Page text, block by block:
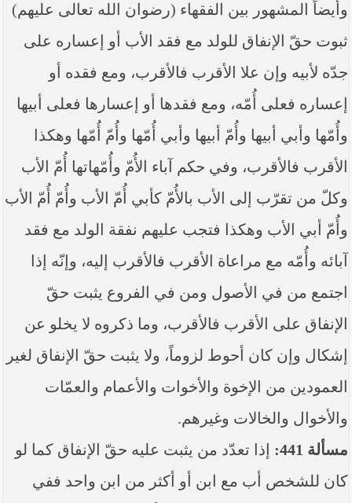
وأيضاً المشهور بين الفقهاء (رضوان الله تعالى عليهم)
ثبوت حقّ الإنفاق للولد مع فقد الأب أو إعساره على
جدّه لأبيه وإن علا الأقرب فالأقرب، ومع فقده أو
إعساره فعلى أُمّه، ومع فقدها أو إعسارها فعلى أبيها
وأُمّها وأبي أبيها وأُمّ أبيها وأبي أُمّها وأُمّ أُمّها وهكذا
الأقرب فالأقرب، وفي حكم آباء الأُمّ وأُمّهاتها أُمّ الأب
وكلّ من تقرّب إلى الأب بالأُمّ كأبي أُمّ الأب وأُمّ أُمّ الأب
وأُمّ أبي الأب وهكذا فتجب عليهم نفقة الولد مع فقد
آبائه وأُمّه مع مراعاة الأقرب فالأقرب إليه، وإنّه إذا
اجتمع من في الأصول ومن في الفروع يثبت حقّ
الإنفاق على الأقرب فالأقرب، وما ذكروه لا يخلو عن
إشكال وإن كان أحوط لزوماً، ولا يثبت حقّ الإنفاق لغير
العمودين من الإخوة والأخوات والأعمام والعمّات
والأخوال والخالات وغيرهم.
مسألة 441:
إذا تعدّد من يثبت عليه حقّ الإنفاق كما لو
كان للشخص أب مع ابن أو أكثر من ابن واحد ففي